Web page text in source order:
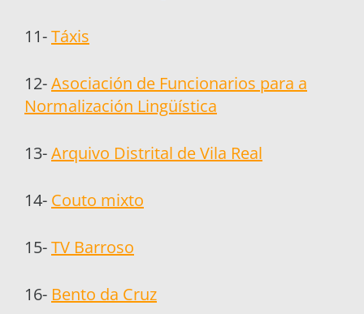
11-Táxis
12-Asociación de Funcionarios para a
Normalización Lingüística
13-Arquivo Distrital de Vila Real
14- Couto mixto
15-TV Barroso
16- Bento da Cruz